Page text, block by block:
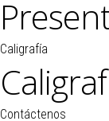
Caligrafía
Contáctenos